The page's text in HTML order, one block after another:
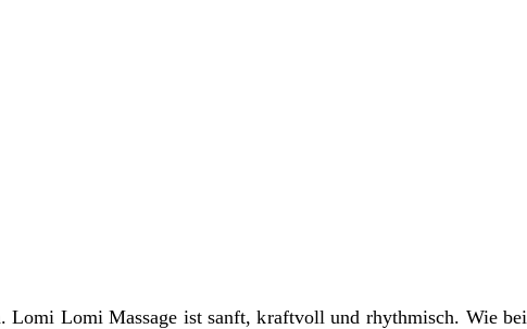
Lomi Lomi Massage ist sanft, kraftvoll und rhythmisch. Wie